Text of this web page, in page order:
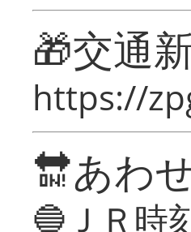
🎁交通
https://
🔛あわ
🔵ＪＲ時